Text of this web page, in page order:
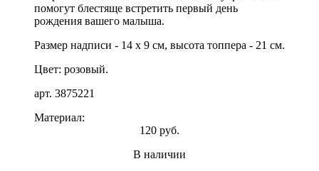
помогут блестяще встретить первый день
рождения вашего малыша.
Размер надписи - 14 х 9 см, высота топпера - 21 см.
Цвет: розовый.
арт. 3875221
Материал:
120 руб.
В наличии